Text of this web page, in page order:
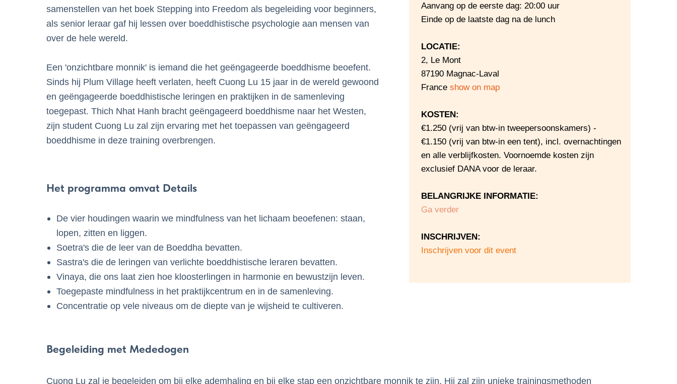
Aanvang op de eerste dag: 20:00 uur
Einde op de laatste dag na de lunch
LOCATIE:
2, Le Mont
87190 Magnac-Laval
France show on map
KOSTEN:
€1.250 (vrij van btw-in tweepersoonskamers) -
€1.150 (vrij van btw-in een tent), incl. overnachtingen
en alle verblijfkosten. Voornoemde kosten zijn
exclusief DANA voor de leraar.
BELANGRIJKE INFORMATIE:
Ga verder
INSCHRIJVEN:
Inschrijven voor dit event
samenstellen van het boek Stepping into Freedom als begeleiding voor beginners,
als senior leraar gaf hij lessen over boeddhistische psychologie aan mensen van
over de hele wereld.
Een 'onzichtbare monnik' is iemand die het geëngageerde boeddhisme beoefent.
Sinds hij Plum Village heeft verlaten, heeft Cuong Lu 15 jaar in de wereld gewoond
en geëngageerde boeddhistische leringen en praktijken in de samenleving
toegepast. Thich Nhat Hanh bracht geëngageerd boeddhisme naar het Westen,
zijn student Cuong Lu zal zijn ervaring met het toepassen van geëngageerd
boeddhisme in deze training overbrengen.
Het programma omvat Details
De vier houdingen waarin we mindfulness van het lichaam beoefenen: staan,
lopen, zitten en liggen.
Soetra's die de leer van de Boeddha bevatten.
Sastra's die de leringen van verlichte boeddhistische leraren bevatten.
Vinaya, die ons laat zien hoe kloosterlingen in harmonie en bewustzijn leven.
Toegepaste mindfulness in het praktijkcentrum en in de samenleving.
Concentratie op vele niveaus om de diepte van je wijsheid te cultiveren.
Begeleiding met Mededogen
Cuong Lu zal je begeleiden om bij elke ademhaling en bij elke stap een onzichtbare monnik te zijn. Hij zal zijn unieke trainingsmethoden